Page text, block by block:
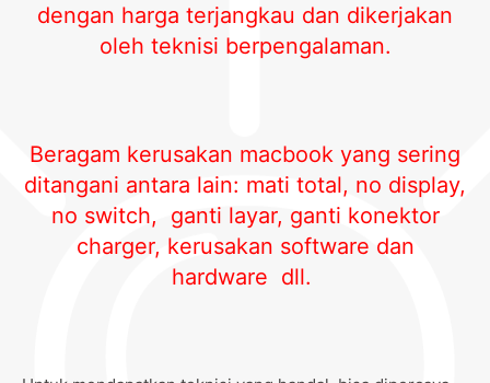
dengan harga terjangkau dan dikerjakan
oleh teknisi berpengalaman.
Beragam kerusakan macbook yang sering
ditangani antara lain: mati total, no display,
no switch, ganti layar, ganti konektor
charger, kerusakan software dan
hardware dll.